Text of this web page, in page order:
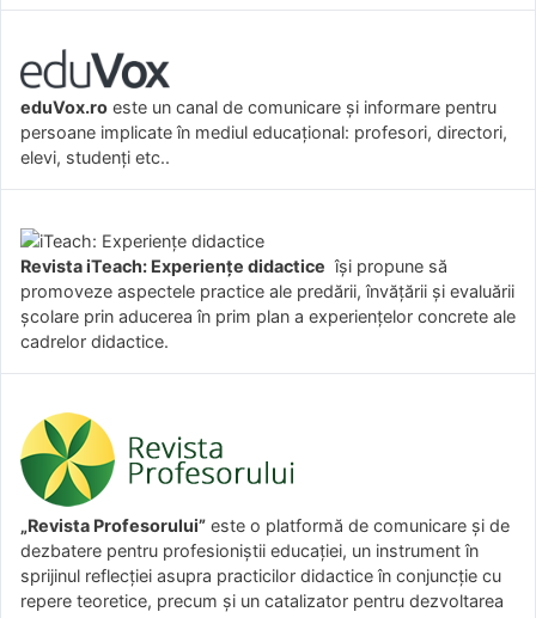
eduVox.ro este un canal de comunicare și informare pentru
persoane implicate în mediul educațional: profesori, directori,
elevi, studenți etc..
Revista iTeach: Experienţe didactice îşi propune să
promoveze aspectele practice ale predării, învăţării şi evaluării
şcolare prin aducerea în prim plan a experienţelor concrete ale
cadrelor didactice.
„Revista Profesorului” este o platformă de comunicare și de
dezbatere pentru profesioniștii educației, un instrument în
sprijinul reflecției asupra practicilor didactice în conjuncție cu
repere teoretice, precum și un catalizator pentru dezvoltarea